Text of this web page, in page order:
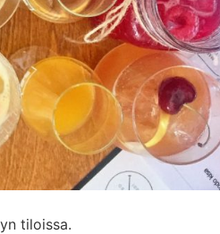
tiloissa.